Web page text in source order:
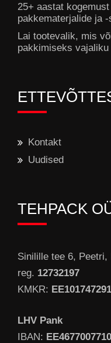
25+ aastat
pakkematerjalide ja
Lai tootevalik, mis
pakkimiseks
Kontakt
Uudised
TEHPACK
Sinilille tee 6, Peetri,
reg. 12732197
KMKR: EE101747291
LHV Pank
IBAN: